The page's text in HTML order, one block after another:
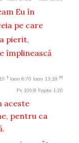
Eu în
pe care
pierit,
împlinească
† Ioan 6:70 Ioan 13:18 ††
Ps 109:8 Fapte 1:20
aceste
pentru ca